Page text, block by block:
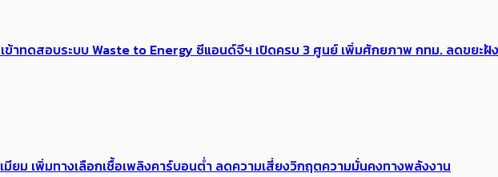
าทดสอบระบบ Waste to Energy ซีแอนด์จีฯ เปิดครบ 3 ศูนย์ เพิ่มศักยภาพ กทม. ลดขยะฝั
มียม เพิ่มทางเลือกเชื้อเพลิงคาร์บอนต่ำ ลดความเสี่ยงวิกฤตความมั่นคงทางพลังงาน